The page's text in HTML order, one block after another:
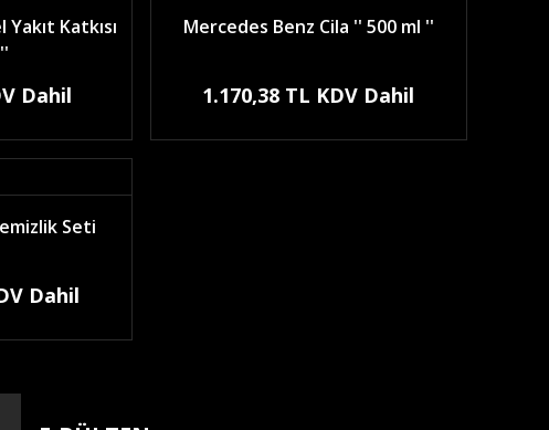
Katkısı
Dahil
Mercedes Benz Cila '' 500 ml ''
1.170,38 TL KDV Dahil
Seti
Dahil